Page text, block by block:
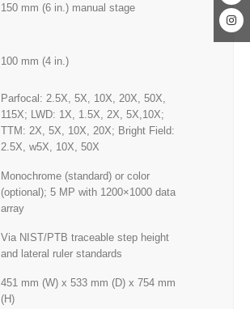
150 mm (6 in.) manual stage
100 mm (4 in.)
Parfocal: 2.5X, 5X, 10X, 20X, 50X,
115X; LWD: 1X, 1.5X, 2X, 5X,10X;
TTM: 2X, 5X, 10X, 20X; Bright Field:
2.5X, w5X, 10X, 50X
Monochrome (standard) or color
(optional); 5 MP with 1200×1000 data
array
Via NIST/PTB traceable step height
and lateral ruler standards
451 mm (W) x 533 mm (D) x 754 mm
(H)